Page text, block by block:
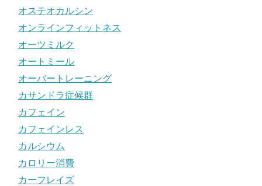
オステオカルシン
オンラインフィットネス
オーツミルク
オートミール
オーバートレーニング
カサンドラ症候群
カフェイン
カフェインレス
カルシウム
カロリー消費
カーフレイズ